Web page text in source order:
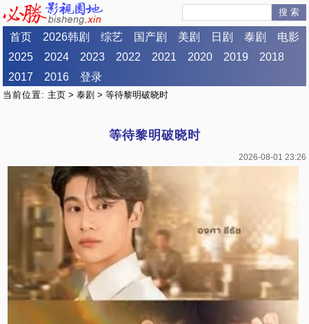
搜 索
首页 2026韩剧 综艺 国产剧 美剧 日剧 泰剧
电影
2025
2024 2023 2022 2021 2020 2019
2018
2017
2016 登录
当前位置: 主页 >泰剧 > 等待黎明破晓时
等待黎明破晓时
2026-08-01 23:26